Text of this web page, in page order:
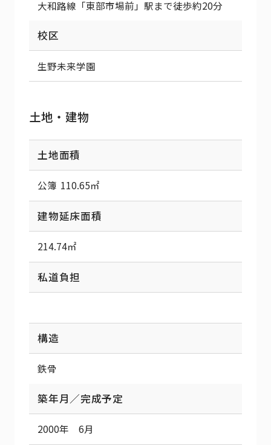
大和路線「東部市場前」駅まで徒歩約20分
校区
生野未来学園
土地・建物
土地面積
公簿 110.65㎡
建物延床面積
214.74㎡
私道負担
構造
鉄骨
築年月／完成予定
2000年 6月